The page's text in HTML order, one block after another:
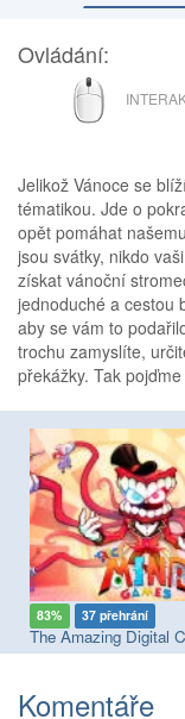
Ovládání:
MYŠ
Jelikož Vánoce se
tématikou. Jde o
opět pomáhat
jsou svátky, nikdo
získat vánoční
jednoduché a cestou
aby se vám to
trochu zamyslíte,
překážky. Tak
83% 37 přehrání
Komentáře